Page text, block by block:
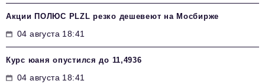
Акции ПОЛЮС PLZL резко дешевеют на Мосбирже
04 августа 18:41
Курс юаня опустился до 11,4936
04 августа 18:41